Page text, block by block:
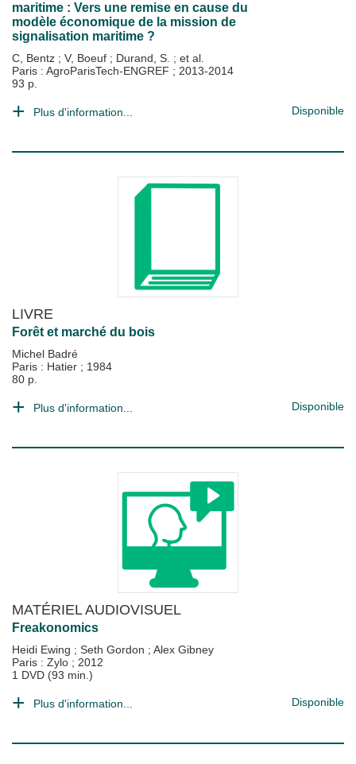
maritime : Vers une remise en cause du
modèle économique de la mission de
signalisation maritime ?
C, Bentz ; V, Boeuf ; Durand, S. ; et al.
Paris : AgroParisTech-ENGREF ; 2013-2014
93 p.
Plus d'information... Disponible
LIVRE
Forêt et marché du bois
Michel Badré
Paris : Hatier ; 1984
80 p.
Plus d'information... Disponible
MATÉRIEL AUDIOVISUEL
Freakonomics
Heidi Ewing ; Seth Gordon ; Alex Gibney
Paris : Zylo ; 2012
1 DVD (93 min.)
Plus d'information... Disponible